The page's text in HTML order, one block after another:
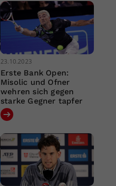
23.10.2023
Erste Bank Open:
Misolic und Ofner
wehren sich gegen
starke Gegner tapfer